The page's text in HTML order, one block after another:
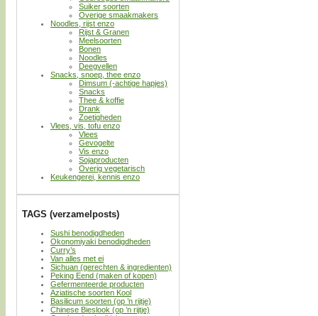
Suiker soorten
Overige smaakmakers
Noodles, rijst enzo
Rijst & Granen
Meelsoorten
Bonen
Noodles
Deegvellen
Snacks, snoep, thee enzo
Dimsum (-achtige hapjes)
Snacks
Thee & koffie
Drank
Zoetigheden
Vlees, vis, tofu enzo
Vlees
Gevogelte
Vis enzo
Sojaproducten
Overig vegetarisch
Keukengerei, kennis enzo
TAGS (verzamelposts)
Sushi benodigdheden
Okonomiyaki benodigdheden
Curry’s
Van alles met ei
Sichuan (gerechten & ingredienten)
Peking Eend (maken of kopen)
Gefermenteerde producten
Aziatische soorten Kool
Basilicum soorten (op ’n rijtje)
Chinese Bieslook (op ’n rijtje)